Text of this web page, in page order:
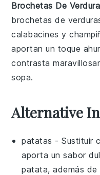
Brochetas De
brochetas de
calabacines y
aportan un toque
contrasta
sopa.
Alternative
patatas - Sustituir
aporta un sabor
patata, además